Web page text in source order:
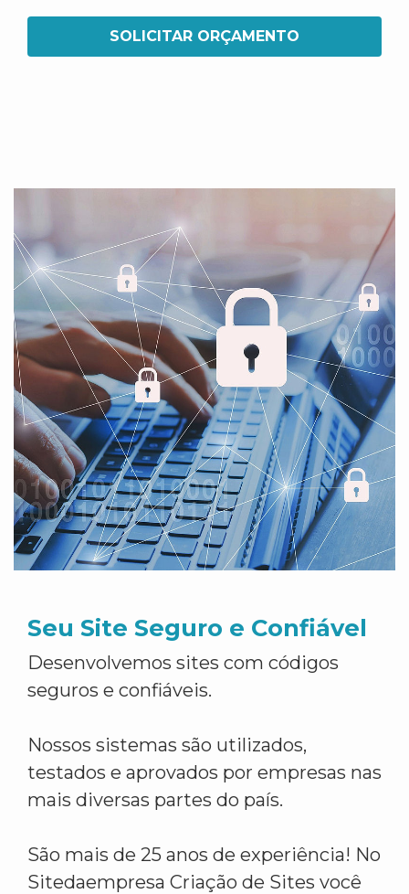
SOLICITAR ORÇAMENTO
Seu Site Seguro e Confiável
Desenvolvemos sites com códigos
seguros e confiáveis.
Nossos sistemas são utilizados,
testados e aprovados por empresas nas
mais diversas partes do país.
São mais de 25 anos de experiência! No
Sitedaempresa Criação de Sites você